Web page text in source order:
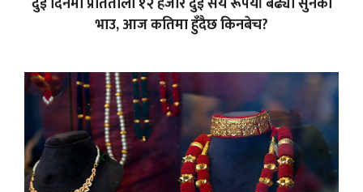
भाउ, आज कतिमा हुँदैछ किनबेच?